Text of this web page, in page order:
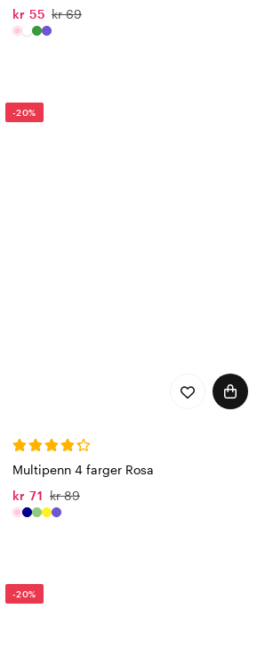
kr 55 kr 69
-20%
Multipenn 4 farger Rosa
kr 71 kr 89
-20%